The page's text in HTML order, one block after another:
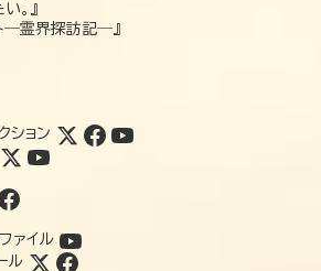
。』
ト―霊界探訪記―』
ション
ァイル
ル